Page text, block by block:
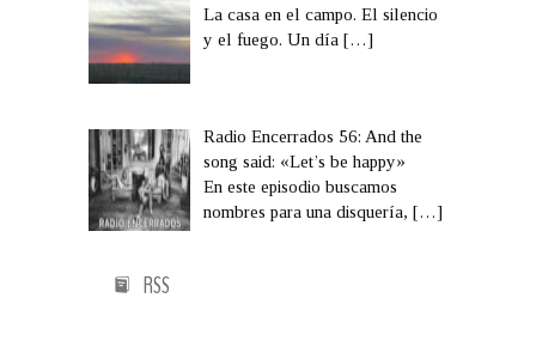
La casa en el campo. El silencio
y el fuego. Un día[…]
Radio Encerrados 56: And the
song said: «Let’s be happy»
En este episodio buscamos
nombres para una disquería,[…]
RSS